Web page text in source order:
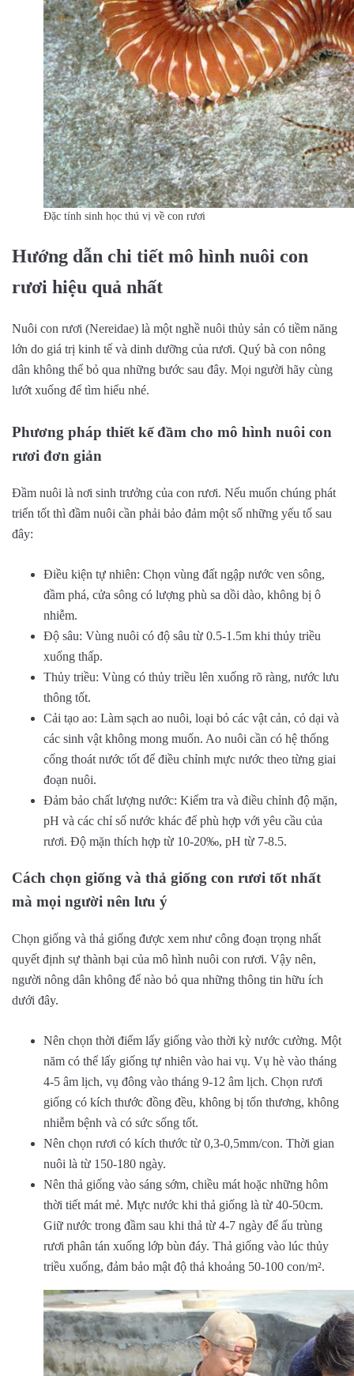
Đặc tính sinh học thú vị về con rươi
Hướng dẫn chi tiết mô hình nuôi con
rươi hiệu quả nhất
Nuôi con rươi (Nereidae) là một nghề nuôi thủy sản có tiềm năng
lớn do giá trị kinh tế và dinh dưỡng của rươi. Quý bà con nông
dân không thể bỏ qua những bước sau đây. Mọi người hãy cùng
lướt xuống để tìm hiểu nhé.
Phương pháp thiết kế đầm cho mô hình nuôi con
rươi đơn giản
Đầm nuôi là nơi sinh trưởng của con rươi. Nếu muốn chúng phát
triển tốt thì đầm nuôi cần phải bảo đảm một số những yếu tố sau
đây:
Điều kiện tự nhiên: Chọn vùng đất ngập nước ven sông,
đầm phá, cửa sông có lượng phù sa dồi dào, không bị ô
nhiễm.
Độ sâu: Vùng nuôi có độ sâu từ 0.5-1.5m khi thủy triều
xuống thấp.
Thủy triều: Vùng có thủy triều lên xuống rõ ràng, nước lưu
thông tốt.
Cải tạo ao: Làm sạch ao nuôi, loại bỏ các vật cản, cỏ dại và
các sinh vật không mong muốn. Ao nuôi cần có hệ thống
cống thoát nước tốt để điều chỉnh mực nước theo từng giai
đoạn nuôi.
Đảm bảo chất lượng nước: Kiểm tra và điều chỉnh độ mặn,
pH và các chỉ số nước khác để phù hợp với yêu cầu của
rươi. Độ mặn thích hợp từ 10-20‰, pH từ 7-8.5.
Cách chọn giống và thả giống con rươi tốt nhất
mà mọi người nên lưu ý
Chọn giống và thả giống được xem như công đoạn trọng nhất
quyết định sự thành bại của mô hình nuôi con rươi. Vậy nên,
người nông dân không để nào bỏ qua những thông tin hữu ích
dưới đây.
Nên chọn thời điểm lấy giống vào thời kỳ nước cường. Một
năm có thể lấy giống tự nhiên vào hai vụ. Vụ hè vào tháng
4-5 âm lịch, vụ đông vào tháng 9-12 âm lịch. Chọn rươi
giống có kích thước đồng đều, không bị tổn thương, không
nhiễm bệnh và có sức sống tốt.
Nên chọn rươi có kích thước từ 0,3-0,5mm/con. Thời gian
nuôi là từ 150-180 ngày.
Nên thả giống vào sáng sớm, chiều mát hoặc những hôm
thời tiết mát mẻ. Mực nước khi thả giống là từ 40-50cm.
Giữ nước trong đầm sau khi thả từ 4-7 ngày để ấu trùng
rươi phân tán xuống lớp bùn đáy. Thả giống vào lúc thủy
triều xuống, đảm bảo mật độ thả khoảng 50-100 con/m².